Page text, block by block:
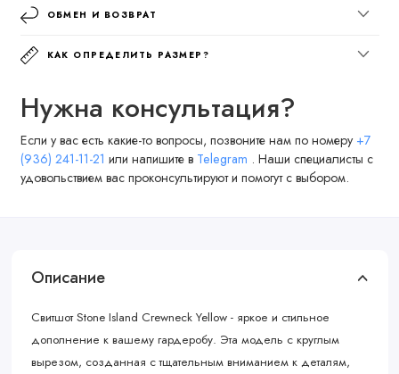
ОБМЕН И ВОЗВРАТ
КАК ОПРЕДЕЛИТЬ РАЗМЕР?
Нужна консультация?
Если у вас есть какие-то вопросы, позвоните нам по номеру +7
(936) 241-11-21 или напишите в Telegram . Наши специалисты с
удовольствием вас проконсультируют и помогут с выбором.
Описание
Свитшот Stone Island Crewneck Yellow - яркое и стильное
дополнение к вашему гардеробу. Эта модель с круглым
вырезом, созданная с тщательным вниманием к деталям,